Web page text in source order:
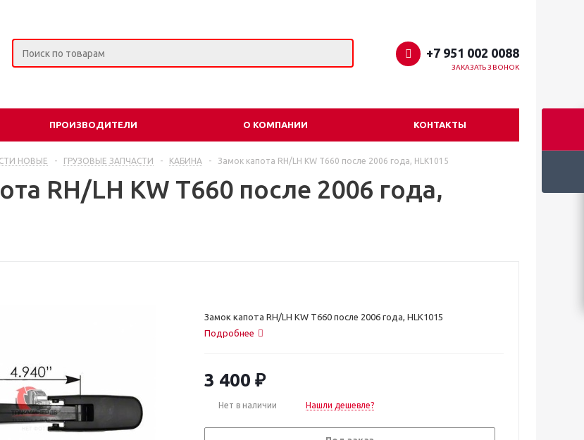
+7 951 002 0088
ЗАКАЗАТЬ ЗВОНОК
ПРОИЗВОДИТЕЛИ О КОМПАНИИ КОНТАКТЫ
НОВЫЕ - ГРУЗОВЫЕ ЗАПЧАСТИ - КАБИНА - Замок капота RH/LH KW T660 после 2006 года, HLK1015
RH/LH KW T660 после 2006 года,
Замок капота RH/LH KW T660 после 2006 года, HLK1015
Подробнее
3 400 ₽
Нет в наличии Нашли дешевле?